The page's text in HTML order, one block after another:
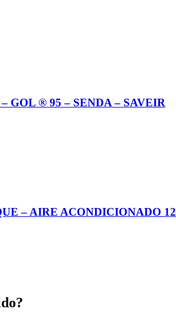
GOL ® 95 – SENDA – SAVEIR
– AIRE ACONDICIONADO 12